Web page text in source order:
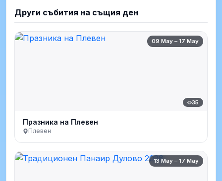
Други събития на същия ден
09 May – 17 May
35
Празника на Плевен
Плевен
13 May – 17 May